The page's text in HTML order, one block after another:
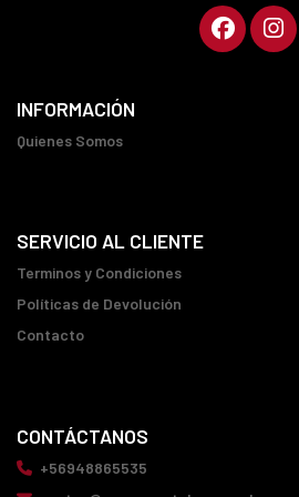
INFORMACIÓN
Quienes Somos
SERVICIO AL CLIENTE
Terminos y Condiciones
Políticas de Devolución
Contacto
CONTÁCTANOS
+56948865535